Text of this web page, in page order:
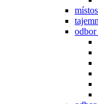
odbor